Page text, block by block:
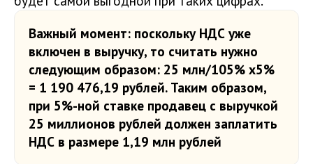
Важный момент: поскольку НДС уже
включен в выручку, то считать нужно
следующим образом: 25 млн/105% х5%
= 1 190 476,19 рублей. Таким образом,
при 5%-ной ставке продавец с выручкой
25 миллионов рублей должен заплатить
НДС в размере 1,19 млн рублей